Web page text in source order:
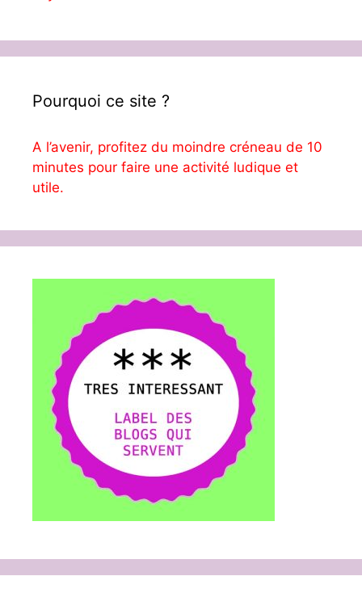
Pourquoi ce site ?
A l’avenir, profitez du moindre créneau de 10
minutes pour faire une activité ludique et
utile.